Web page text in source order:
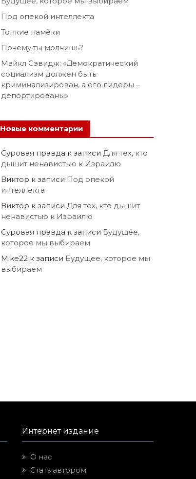
Под опекой интеллекта
Тонкие намёки
Почему ты молчишь?
Майкл Сэвидж: «Демократический
социализм должен быть
криминализирован, а его лидеры –
депортированы»
Новые комментарии
Суровая правда к записи Для тех, кто
дышит ненавистью к Израилю
Виктор к записи Под опекой
интеллекта
Виктор к записи Для тех, кто дышит
ненавистью к Израилю
Суровая правда к записи Будущее,
которое мы выбираем
Mike22 к записи Будущее, которое мы
выбираем
Интернет издание
О нас
Стать автором